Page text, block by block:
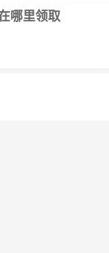
哪里领取